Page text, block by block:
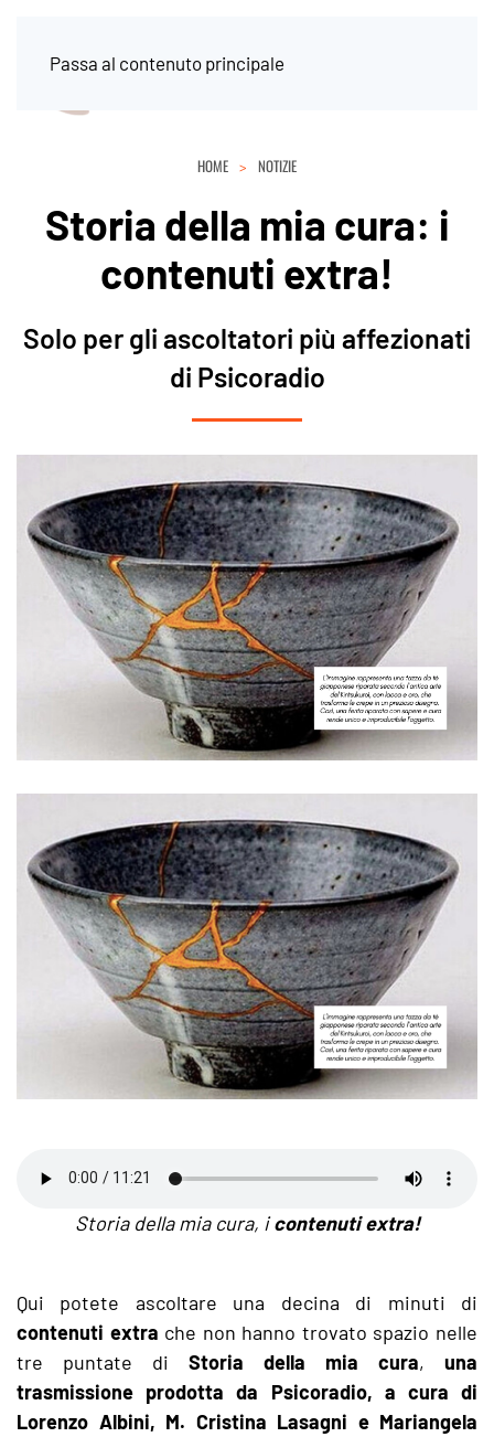
Passa al contenuto principale
HOME NOTIZIE
Storia della mia cura: i
contenuti extra!
Solo per gli ascoltatori più affezionati
di Psicoradio
Storia della mia cura, icontenuti extra!
Qui potete ascoltare una decina di minuti di
contenuti extra che non hanno trovato spazio nelle
tre puntate di Storia della mia cura, una
trasmissione prodotta da Psicoradio, a cura di
Lorenzo Albini, M. Cristina Lasagni e Mariangela